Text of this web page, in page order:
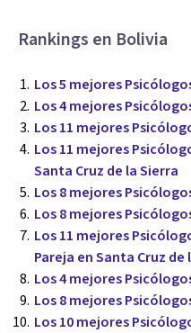
Rankings en Bolivia
Los 5 mejores
Los 4 mejores
Los 11 mejores
Los 11 mejores
Santa Cruz de la Sierra
Los 8 mejores
Los 8 mejores
Los 11 mejores
Pareja en Santa Cruz de
Los 4 mejores
Los 8 mejores
Los 10 mejores